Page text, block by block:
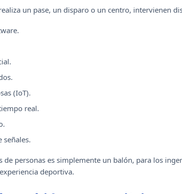
un pase, un disparo o un centro, intervienen
(IoT).
real.
señales.
de personas es simplemente un balón, para los
deportiva.